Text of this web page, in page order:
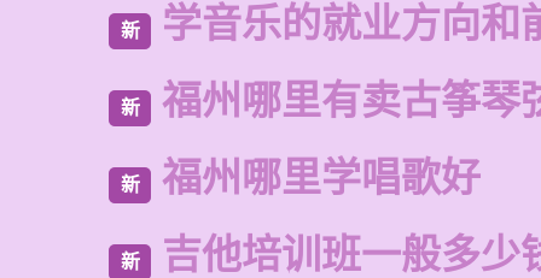
新 学音乐的就业方向和
新 福州哪里有卖古筝琴
新 福州哪里学唱歌好
新 吉他培训班一般多少